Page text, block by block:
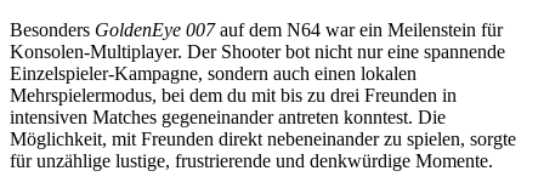
Besonders GoldenEye 007auf dem N64 war ein Meilenstein für
Konsolen-Multiplayer. Der Shooter bot nicht nur eine spannende
Einzelspieler-Kampagne, sondern auch einen lokalen
Mehrspielermodus, bei dem du mit bis zu drei Freunden in
intensiven Matches gegeneinander antreten konntest. Die
Möglichkeit, mit Freunden direkt nebeneinander zu spielen, sorgte
für unzählige lustige, frustrierende und denkwürdige Momente.